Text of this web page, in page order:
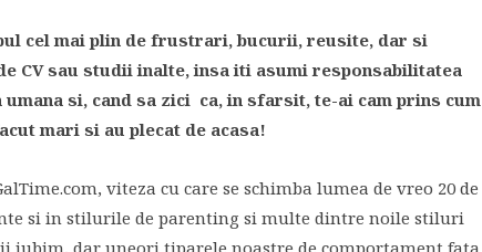
cel mai plin de frustrari, bucurii, reusite, dar si
CV sau studii inalte, insa iti asumi responsabilitatea
si, cand sa zici ca, in sfarsit, te-ai cam prins cum
mari si au plecat de acasa!
viteza cu care se schimba lumea de vreo 20 de
si in stilurile de parenting si multe dintre noile stiluri
iubim, dar uneori tiparele noastre de comportament fata